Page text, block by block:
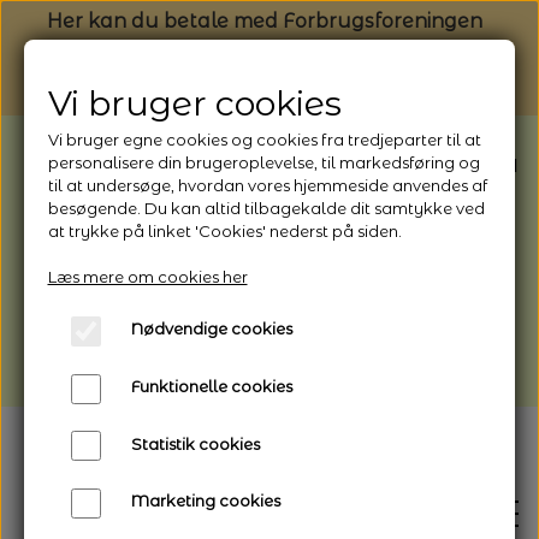
Her kan du betale med Forbrugsforeningen
BEMÆRK: Butikken har ferielukket* fra
1/8 - 9/8 - 2026
*Webshoppen er åben og sender hele
afhentning
Vi gør opmærksom på, at der kan være lidt
længere leveringstid
Vi bruger cookies
Vi bruger egne cookies og cookies fra tredjeparter til at
personalisere din brugeroplevelse, til markedsføring og
til at undersøge, hvordan vores hjemmeside anvendes af
besøgende. Du kan altid tilbagekalde dit samtykke ved
at trykke på linket 'Cookies' nederst på siden.
Læs mere om cookies her
Nødvendige cookies
Funktionelle cookies
Statistik cookies
Marketing cookies